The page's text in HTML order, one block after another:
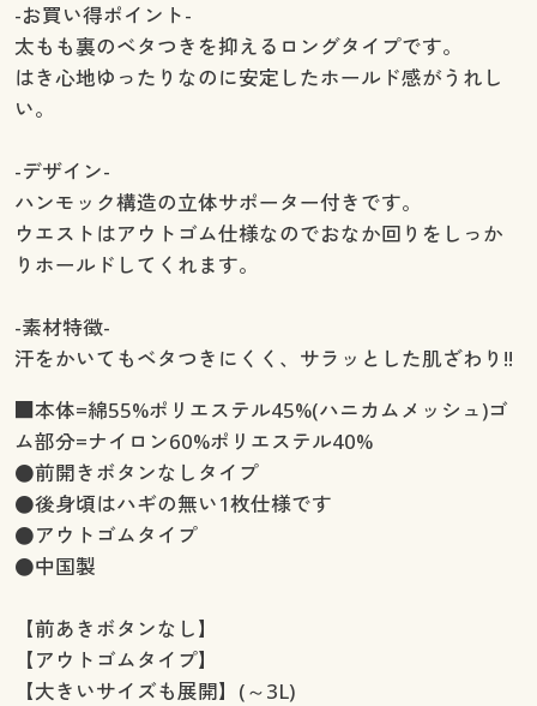
-お買い得ポイント-
太もも裏のベタつきを抑えるロングタイプです。
はき心地ゆったりなのに安定したホールド感がうれし
い。
-デザイン-
ハンモック構造の立体サポーター付きです。
ウエストはアウトゴム仕様なのでおなか回りをしっか
りホールドしてくれます。
-素材特徴-
汗をかいてもベタつきにくく、サラッとした肌ざわり!!
■本体=綿55%ポリエステル45%(ハニカムメッシュ)ゴ
ム部分=ナイロン60%ポリエステル40%
●前開きボタンなしタイプ
●後身頃はハギの無い1枚仕様です
●アウトゴムタイプ
●中国製
【前あきボタンなし】
【アウトゴムタイプ】
【大きいサイズも展開】(～3L)